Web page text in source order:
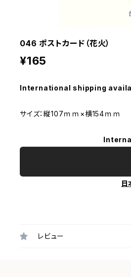
046 ポストカード（花火）
¥165
International shipping
サイズ：縦107ｍｍ×横154ｍｍ
日
レビュー